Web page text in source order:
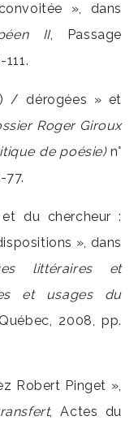
», dans
II, Passage
/ dérogées » et
Roger Giroux
de poésie)n°
77.
du chercheur :
», dans
littéraires et
et usages du
2008, pp.
Robert Pinget »,
, Actes du